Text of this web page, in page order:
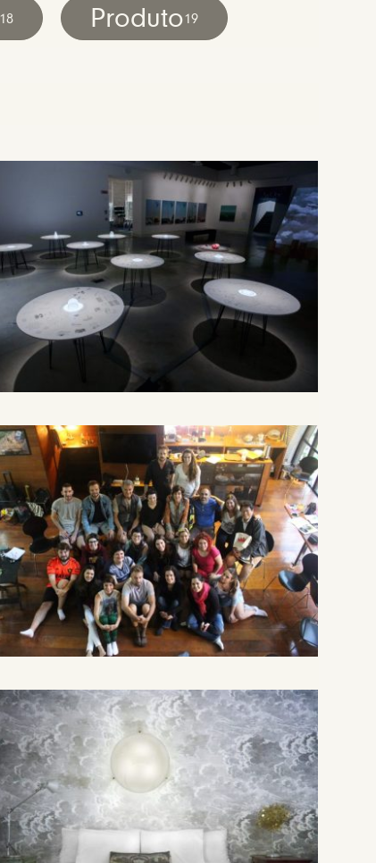
18 Produto19